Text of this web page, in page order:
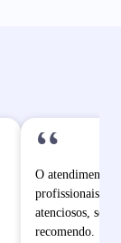
“
O atendimento
profissionais
atenciosos, sem
recomendo.